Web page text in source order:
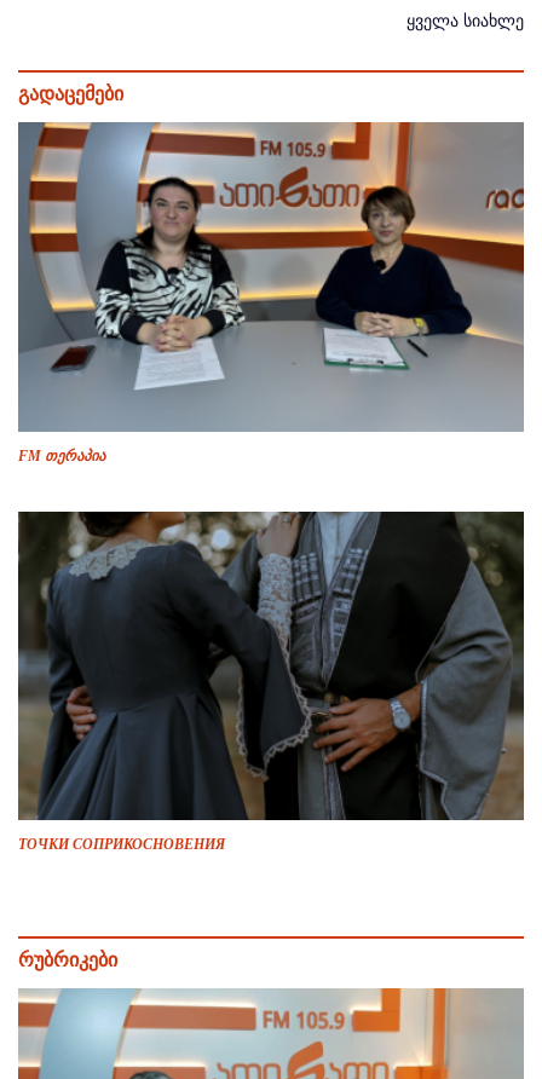
ყველა სიახლე
გადაცემები
FM თერაპია
ТОЧКИ СОПРИКОСНОВЕНИЯ
რუბრიკები